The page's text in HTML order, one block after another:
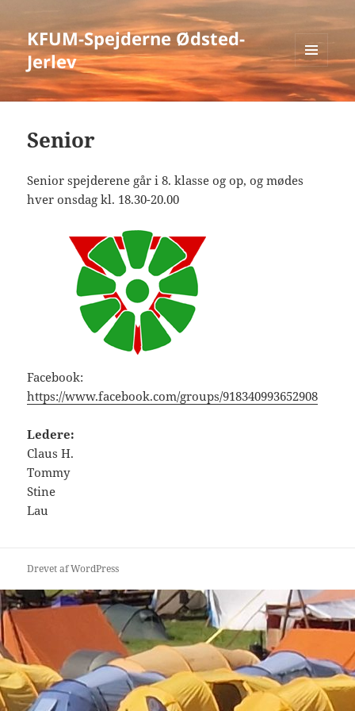
KFUM-Spejderne Ødsted-
Jerlev
MENU
OG
WIDGETS
Senior
Senior spejderene går i 8. klasse og op, og mødes
hver onsdag kl. 18.30-20.00
Facebook:
https://www.facebook.com/groups/918340993652908
Ledere:
Claus H.
Tommy
Stine
Lau
Drevet af WordPress